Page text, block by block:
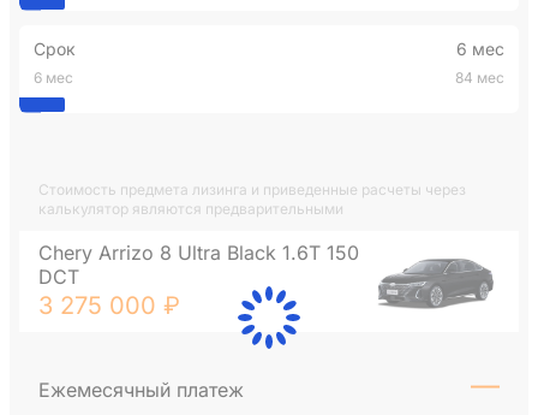
Срок 6 мес
6 мес 84 мес
Стоимость предмета лизинга и приведенные расчеты через
калькулятор являются предварительными
Chery Arrizo 8 Ultra Black 1.6T 150
DCT
3 275 000 ₽
Ежемесячный платеж —